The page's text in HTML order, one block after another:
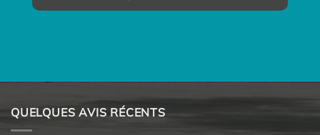
QUELQUES AVIS RÉCENTS